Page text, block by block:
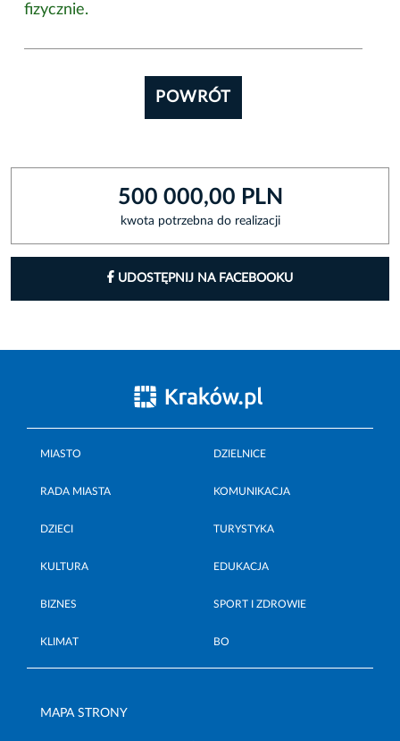
fizycznie.
POWRÓT
500 000,00 PLN
kwota potrzebna do realizacji
UDOSTĘPNIJ NA FACEBOOKU
MIASTO DZIELNICE
RADA MIASTA KOMUNIKACJA
DZIECI TURYSTYKA
KULTURA EDUKACJA
BIZNES SPORT I ZDROWIE
KLIMAT BO
MAPA STRONY